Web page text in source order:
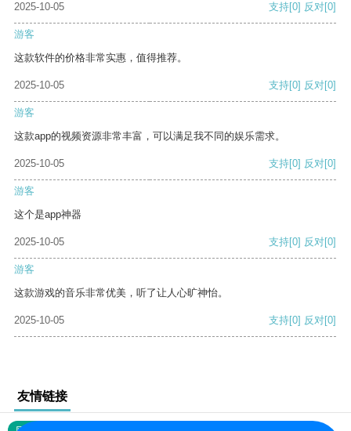
2025-10-05
支持[0] 反对[0]
游客
这款软件的价格非常实惠，值得推荐。
2025-10-05 支持[0] 反对[0]
游客
这款app的视频资源非常丰富，可以满足我不同的娱乐需求。
2025-10-05 支持[0] 反对[0]
游客
这个是app神器
2025-10-05 支持[0] 反对[0]
游客
这款游戏的音乐非常优美，听了让人心旷神怡。
2025-10-05 支持[0] 反对[0]
友情链接